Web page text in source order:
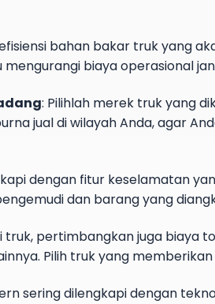
bahan bakar truk yang
biaya operasional
: Pilihlah merek truk yang
jual di wilayah Anda, agar
dengan fitur keselamatan
dan barang yang
truk, pertimbangkan juga biaya
Pilih truk yang
sering dilengkapi dengan